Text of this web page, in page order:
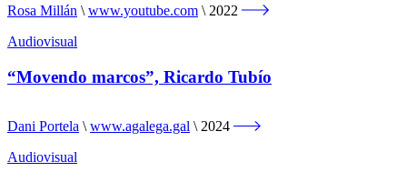
Rosa Millán www.youtube.com
2022
Audiovisual
“Movendo marcos”, Ricardo Tubío
Dani Portela www.agalega.gal
2024
Audiovisual